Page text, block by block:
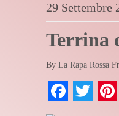
29 Settembre
Terrina
By La Rapa Rossa